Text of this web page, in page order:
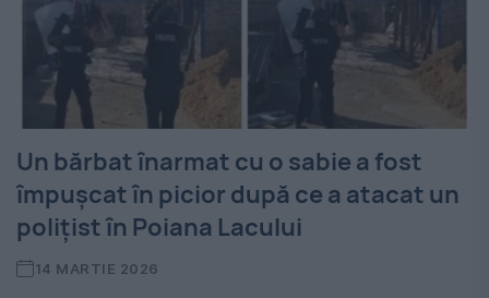
Un bărbat înarmat cu o sabie a fost
împușcat în picior după ce a atacat un
polițist în Poiana Lacului
14 MARTIE 2026